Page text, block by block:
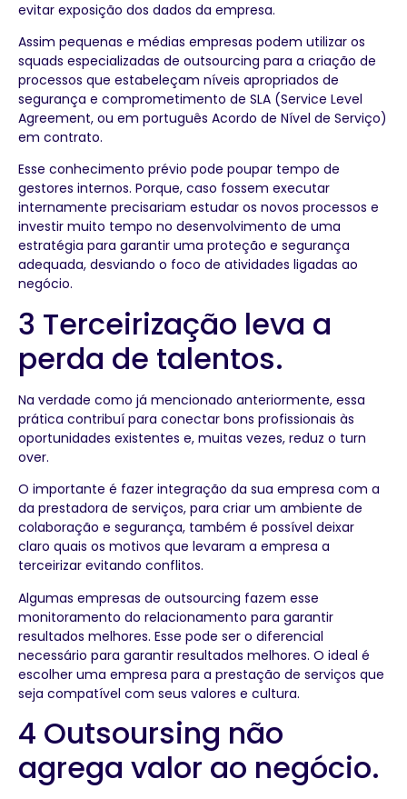
evitar exposição dos dados da empresa.
Assim pequenas e médias empresas podem utilizar os
squads especializadas de outsourcing para a criação de
processos que estabeleçam níveis apropriados de
segurança e comprometimento de SLA (Service Level
Agreement, ou em português Acordo de Nível de Serviço)
em contrato.
Esse conhecimento prévio pode poupar tempo de
gestores internos. Porque, caso fossem executar
internamente precisariam estudar os novos processos e
investir muito tempo no desenvolvimento de uma
estratégia para garantir uma proteção e segurança
adequada, desviando o foco de atividades ligadas ao
negócio.
3 Terceirização leva a
perda de talentos.
Na verdade como já mencionado anteriormente, essa
prática contribuí para conectar bons profissionais às
oportunidades existentes e, muitas vezes, reduz o turn
over.
O importante é fazer integração da sua empresa com a
da prestadora de serviços, para criar um ambiente de
colaboração e segurança, também é possível deixar
claro quais os motivos que levaram a empresa a
terceirizar evitando conflitos.
Algumas empresas de outsourcing fazem esse
monitoramento do relacionamento para garantir
resultados melhores. Esse pode ser o diferencial
necessário para garantir resultados melhores. O ideal é
escolher uma empresa para a prestação de serviços que
seja compatível com seus valores e cultura.
4 Outsoursing não
agrega valor ao negócio.